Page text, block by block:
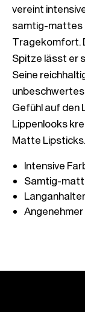
vereint
samtig-mattes
Tragekomfort.
Spitze lässt er
Seine
Gefühl auf den
Lippenlooks